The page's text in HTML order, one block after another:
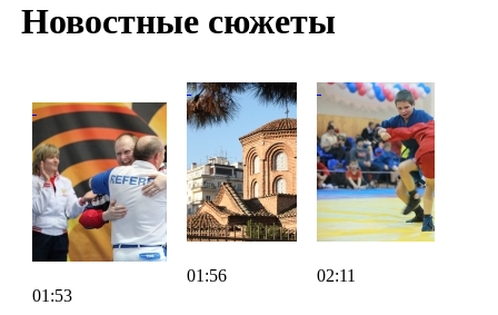
Новостные сюжеты
01:53
01:56 02:11